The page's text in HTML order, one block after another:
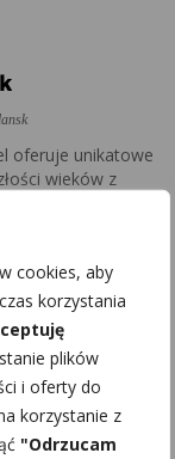
cookies, aby
korzystania
plików
i oferty do
korzystanie z
"Odrzucam
oferuje unikatowe
wieków z
spichlerzu
Wyspa